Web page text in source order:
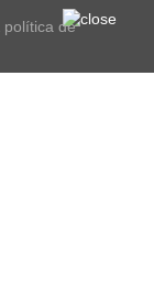
política de